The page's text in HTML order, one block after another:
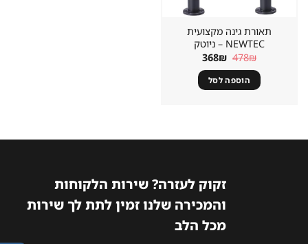
תאורת גינה מקצועית
NEWTEC – ניוטק
478₪ המחיר
המקורי
היה:
478₪.
368₪ המחיר
הוא:
368₪. הוספה לסל
זקוק לעזרה? שירות הלקוחות
והמכירה שלנו זמין לתת לך שירות
מכל הלב